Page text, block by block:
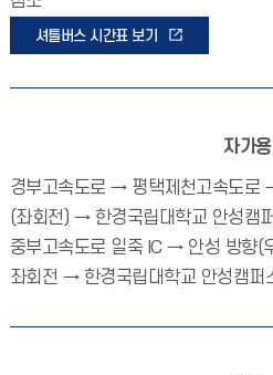
셔틀버스 시간표 보기
자가용
경부고속도로 → 평택제천고속도
(좌회전) → 한경국립대학교 안성캠
중부고속도로 일죽 IC → 안성 방향(
좌회전 → 한경국립대학교 안성캠퍼